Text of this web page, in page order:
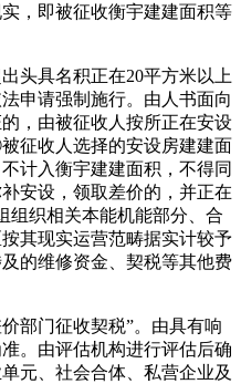
，即被征收衡宇建建面积等
具名积正在20平方米以上
申请强制施行。由人书面向
，由被征收人按所正在安设
征收人选择的安设房建建面
计入衡宇建建面积，不得同
安设，领取差价的，并正在
组织相关本能机能部分、合
其现实运营范畴据实计较予
的维修资金、契税等其他费
门征收契税”。由具有响
。由评估机构进行评估后确
元、社会合体、私营企业及